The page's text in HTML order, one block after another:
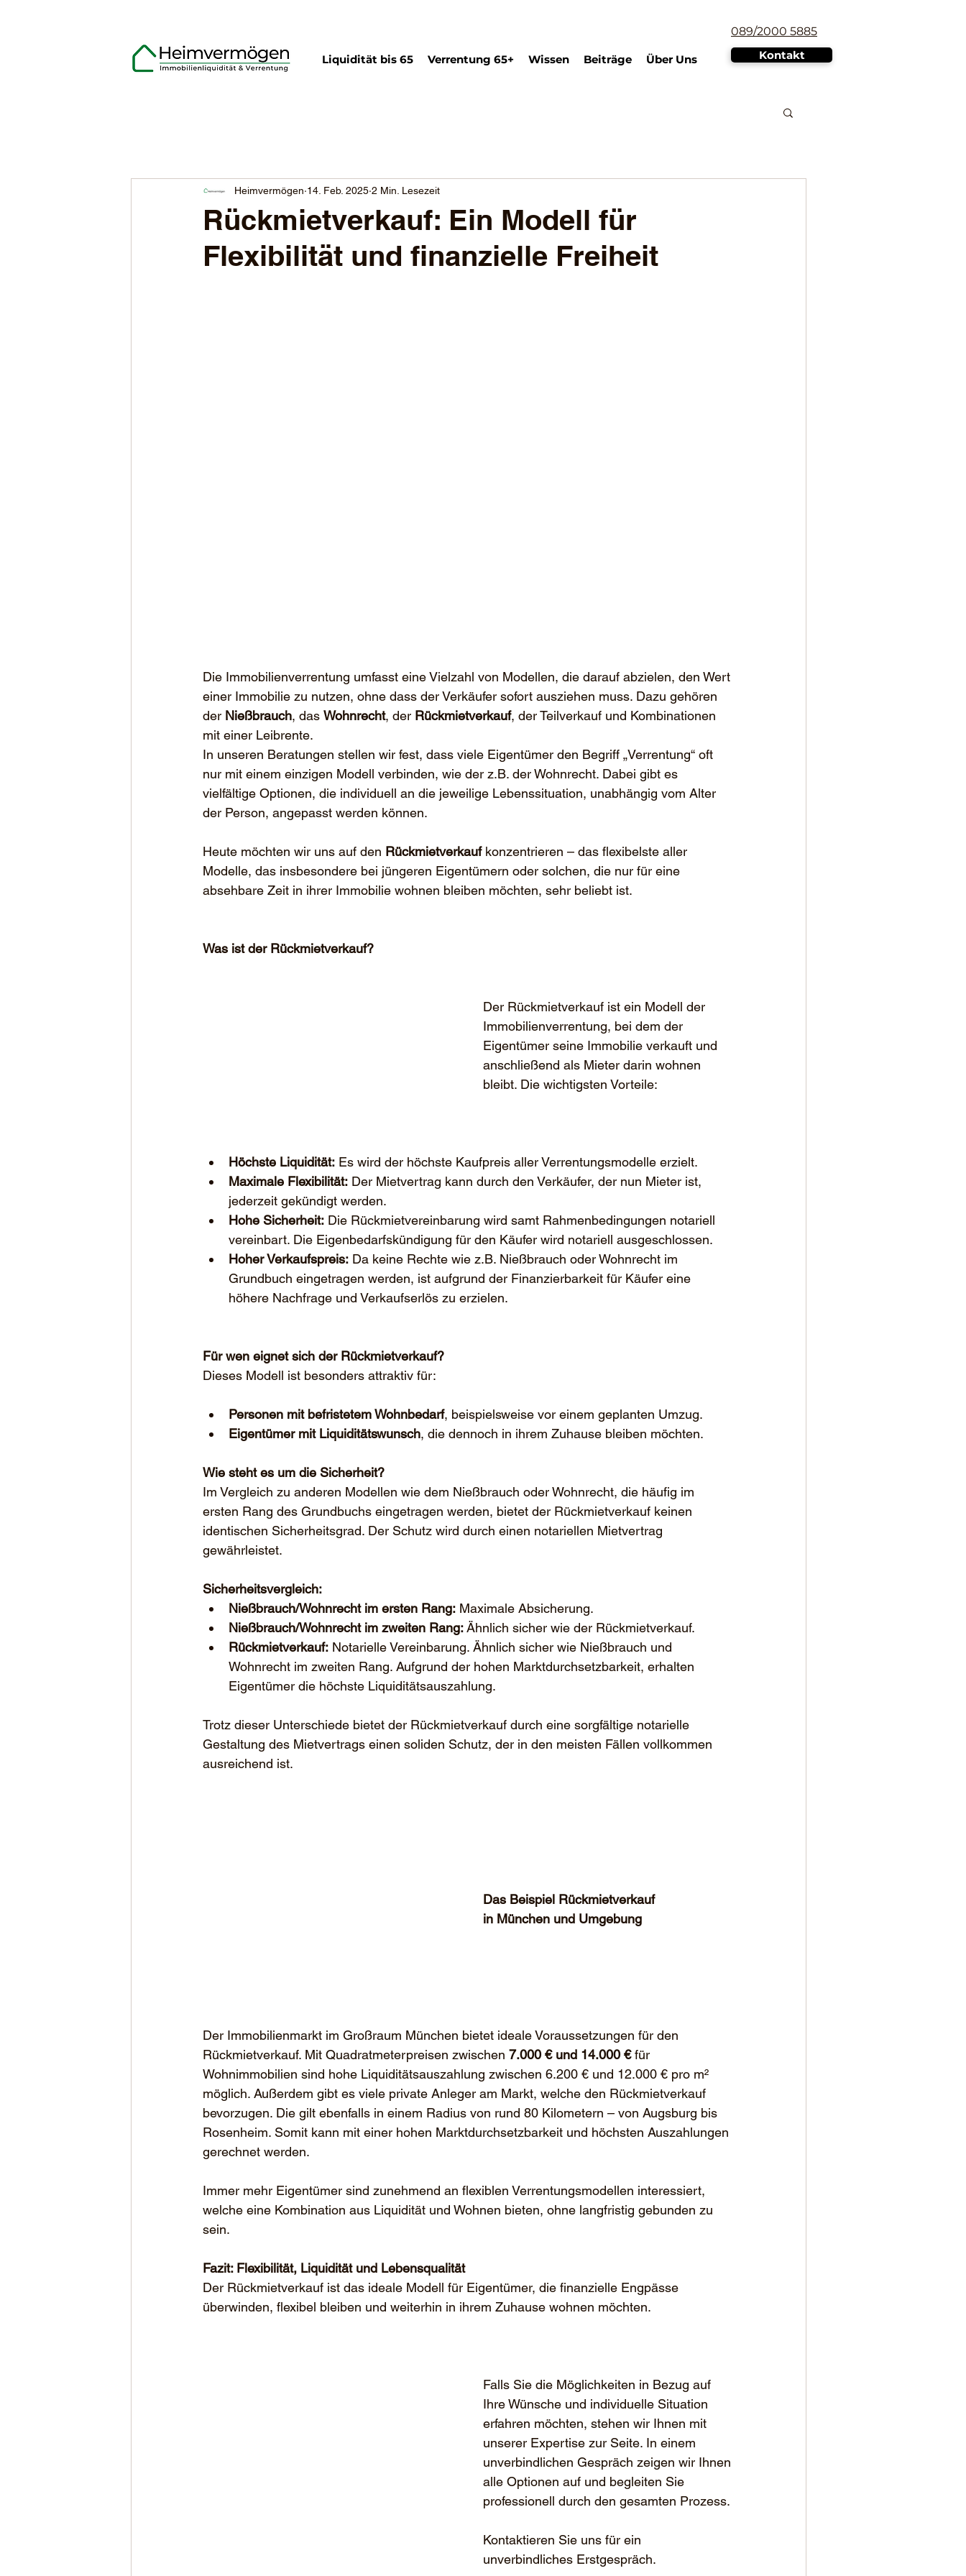
Liquidität bis 65 Verrentung 65+ Wissen Beiträge Über Uns
089/2000 5885
Kontakt
Rückmietverkauf: Ein Modell für
Flexibilität und finanzielle Freiheit
Heimvermögen 14. Feb. 2025 2 Min. Lesezeit
Die Immobilienverrentung umfasst eine Vielzahl von Modellen, die darauf abzielen, den Wert
einer Immobilie zu nutzen, ohne dass der Verkäufer sofort ausziehen muss. Dazu gehören
der Nießbrauch, das Wohnrecht, der Rückmietverkauf, der Teilverkauf und Kombinationen
mit einer Leibrente.
In unseren Beratungen stellen wir fest, dass viele Eigentümer den Begriff „Verrentung“ oft
nur mit einem einzigen Modell verbinden, wie der z.B. der Wohnrecht. Dabei gibt es
vielfältige Optionen, die individuell an die jeweilige Lebenssituation, unabhängig vom Alter
der Person, angepasst werden können.
Heute möchten wir uns auf den Rückmietverkauf konzentrieren – das flexibelste aller
Modelle, das insbesondere bei jüngeren Eigentümern oder solchen, die nur für eine
absehbare Zeit in ihrer Immobilie wohnen bleiben möchten, sehr beliebt ist.
Was ist der Rückmietverkauf?
Der Rückmietverkauf ist ein Modell der
Immobilienverrentung, bei dem der
Eigentümer seine Immobilie verkauft und
anschließend als Mieter darin wohnen
bleibt. Die wichtigsten Vorteile:
Höchste Liquidität: Es wird der höchste Kaufpreis aller Verrentungsmodelle erzielt.
Maximale Flexibilität: Der Mietvertrag kann durch den Verkäufer, der nun Mieter ist,
jederzeit gekündigt werden.
Hohe Sicherheit: Die Rückmietvereinbarung wird samt Rahmenbedingungen notariell
vereinbart. Die Eigenbedarfskündigung für den Käufer wird notariell ausgeschlossen.
Hoher Verkaufspreis: Da keine Rechte wie z.B. Nießbrauch oder Wohnrecht im
Grundbuch eingetragen werden, ist aufgrund der Finanzierbarkeit für Käufer eine
höhere Nachfrage und Verkaufserlös zu erzielen.
Für wen eignet sich der Rückmietverkauf?
Dieses Modell ist besonders attraktiv für:
Personen mit befristetem Wohnbedarf, beispielsweise vor einem geplanten Umzug.
Eigentümer mit Liquiditätswunsch, die dennoch in ihrem Zuhause bleiben möchten.
Wie steht es um die Sicherheit?
Im Vergleich zu anderen Modellen wie dem Nießbrauch oder Wohnrecht, die häufig im
ersten Rang des Grundbuchs eingetragen werden, bietet der Rückmietverkauf keinen
identischen Sicherheitsgrad. Der Schutz wird durch einen notariellen Mietvertrag
gewährleistet.
Sicherheitsvergleich:
Nießbrauch/Wohnrecht im ersten Rang: Maximale Absicherung.
Nießbrauch/Wohnrecht im zweiten Rang: Ähnlich sicher wie der Rückmietverkauf.
Rückmietverkauf: Notarielle Vereinbarung. Ähnlich sicher wie Nießbrauch und
Wohnrecht im zweiten Rang. Aufgrund der hohen Marktdurchsetzbarkeit, erhalten
Eigentümer die höchste Liquiditätsauszahlung.
Trotz dieser Unterschiede bietet der Rückmietverkauf durch eine sorgfältige notarielle
Gestaltung des Mietvertrags einen soliden Schutz, der in den meisten Fällen vollkommen
ausreichend ist.
Das Beispiel Rückmietverkauf
in München und Umgebung
Der Immobilienmarkt im Großraum München bietet ideale Voraussetzungen für den
Rückmietverkauf. Mit Quadratmeterpreisen zwischen 7.000 € und 14.000 € für
Wohnimmobilien sind hohe Liquiditätsauszahlung zwischen 6.200 € und 12.000 € pro m²
möglich. Außerdem gibt es viele private Anleger am Markt, welche den Rückmietverkauf
bevorzugen. Die gilt ebenfalls in einem Radius von rund 80 Kilometern – von Augsburg bis
Rosenheim. Somit kann mit einer hohen Marktdurchsetzbarkeit und höchsten Auszahlungen
gerechnet werden.
Immer mehr Eigentümer sind zunehmend an flexiblen Verrentungsmodellen interessiert,
welche eine Kombination aus Liquidität und Wohnen bieten, ohne langfristig gebunden zu
sein.
Fazit: Flexibilität, Liquidität und Lebensqualität
Der Rückmietverkauf ist das ideale Modell für Eigentümer, die finanzielle Engpässe
überwinden, flexibel bleiben und weiterhin in ihrem Zuhause wohnen möchten.
Falls Sie die Möglichkeiten in Bezug auf
Ihre Wünsche und individuelle Situation
erfahren möchten, stehen wir Ihnen mit
unserer Expertise zur Seite. In einem
unverbindlichen Gespräch zeigen wir Ihnen
alle Optionen auf und begleiten Sie
professionell durch den gesamten Prozess.
Kontaktieren Sie uns für ein
unverbindliches Erstgespräch.